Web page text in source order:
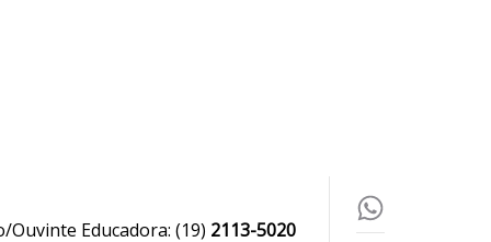
Ouvinte Educadora: (19) 2113-5020